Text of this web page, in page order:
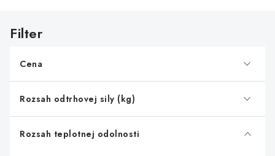
s
o
u
Cena
Rozsah odtrhovej sily (kg)
Rozsah teplotnej odolnosti